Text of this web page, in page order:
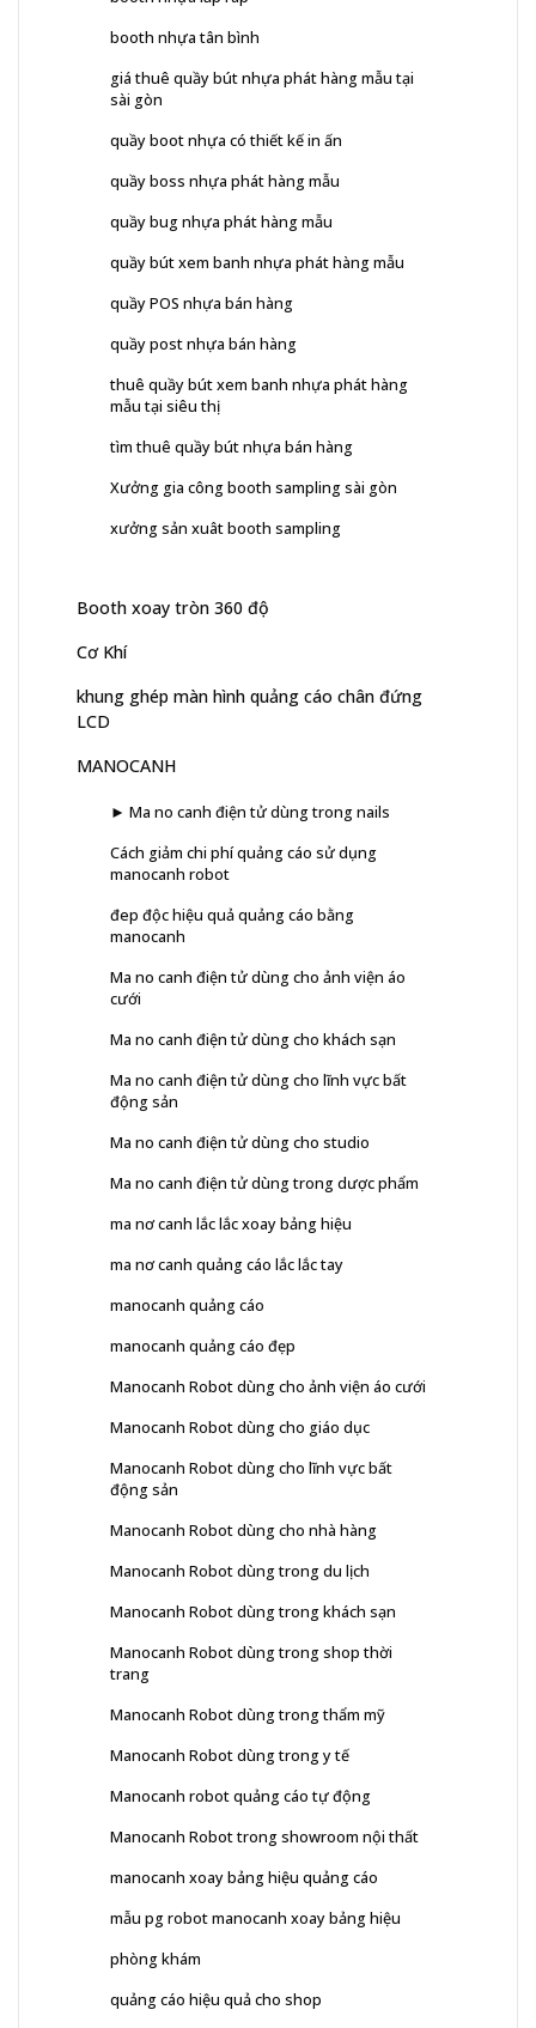
booth nhựa tân bình
giá thuê quầy bút nhựa phát hàng mẫu tại
sài gòn
quầy boot nhựa có thiết kế in ấn
quầy boss nhựa phát hàng mẫu
quầy bug nhựa phát hàng mẫu
quầy bút xem banh nhựa phát hàng mẫu
quầy POS nhựa bán hàng
quầy post nhựa bán hàng
thuê quầy bút xem banh nhựa phát hàng
mẫu tại siêu thị
tìm thuê quầy bút nhựa bán hàng
Xưởng gia công booth sampling sài gòn
xưởng sản xuât booth sampling
Booth xoay tròn 360 độ
Cơ Khí
khung ghép màn hình quảng cáo chân đứng
LCD
MANOCANH
► Ma no canh điện tử dùng trong nails
Cách giảm chi phí quảng cáo sử dụng
manocanh robot
đep độc hiệu quả quảng cáo bằng
manocanh
Ma no canh điện tử dùng cho ảnh viện áo
cưới
Ma no canh điện tử dùng cho khách sạn
Ma no canh điện tử dùng cho lĩnh vực bất
động sản
Ma no canh điện tử dùng cho studio
Ma no canh điện tử dùng trong dược phẩm
ma nơ canh lắc lắc xoay bảng hiệu
ma nơ canh quảng cáo lắc lắc tay
manocanh quảng cáo
manocanh quảng cáo đẹp
Manocanh Robot dùng cho ảnh viện áo cưới
Manocanh Robot dùng cho giáo dục
Manocanh Robot dùng cho lĩnh vực bất
động sản
Manocanh Robot dùng cho nhà hàng
Manocanh Robot dùng trong du lịch
Manocanh Robot dùng trong khách sạn
Manocanh Robot dùng trong shop thời
trang
Manocanh Robot dùng trong thẩm mỹ
Manocanh Robot dùng trong y tế
Manocanh robot quảng cáo tự động
Manocanh Robot trong showroom nội thất
manocanh xoay bảng hiệu quảng cáo
mẫu pg robot manocanh xoay bảng hiệu
phòng khám
quảng cáo hiệu quả cho shop